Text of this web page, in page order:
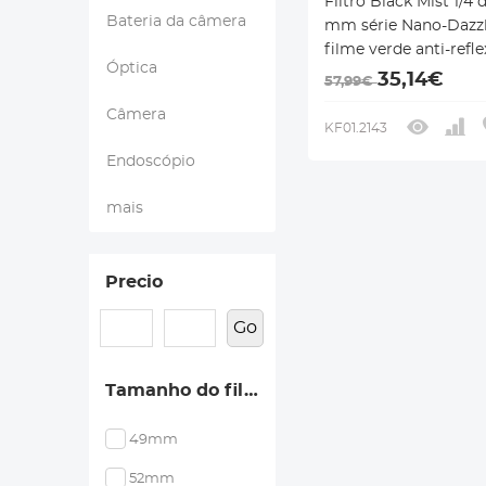
Bateria da câmera
Óptica
Câmera
Endoscópio
mais
Precio
Go
Tamanho do filtro
49mm
52mm
mm série Nano-
filme verde anti-
prova d'água de alta
57,99€35,14€
KF01.2143